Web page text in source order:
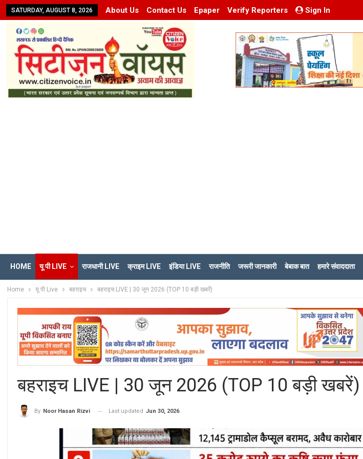
SATURDAY, AUGUST 8, 2026 About Us Contact Us Epaper Verify Reporters Sign In
HOME यू पी LIVE राजधानी LIVE क्राइम LIVE इंडिया LIVE राजनीति जरूरी जानकारी बेबाक बात हमारे संवाददाता
Home यू पी Live बहराइच बहराइच LIVE | 30 जून 2026 (TOP 10 बड़ी खबरें)
बहराइच LIVE | 30 जून 2026 (TOP 10 बड़ी खबरें)
By Noor Hasan Rizvi Last updated Jun 30, 2026